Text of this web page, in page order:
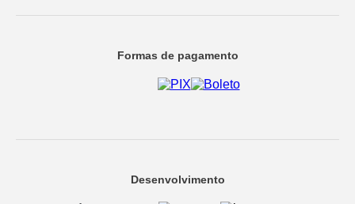
Formas de pagamento
Desenvolvimento